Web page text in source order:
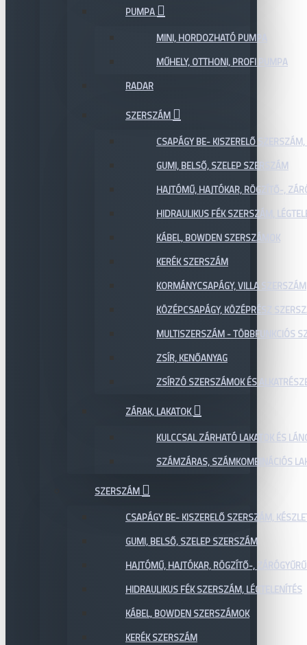
PUMPA
MINI, HORDOZHATÓ PUMPA
MŰHELY, OTTHONI, PROFI PUMPA
RADAR
SZERSZÁM
CSAPÁGY BE- KISZERELŐ
GUMI, BELSŐ, SZELEP SZERSZÁM
HAJTÓMŰ, HAJTÓKAR, RÖGZÍTŐ-,
HIDRAULIKUS FÉK SZERSZÁM,
KÁBEL, BOWDEN SZERSZÁMOK
KERÉK SZERSZÁM
KORMÁNYCSAPÁGY, VILLA SZERSZÁM
KÖZÉPCSAPÁGY, KÖZÉPRÉSZ
MULTISZERSZÁM - TÖBBFUNKCIÓS
ZSÍR, KENŐANYAG
ZSÍRZÓ SZERSZÁMOK ÉS
ZÁRAK, LAKATOK
KULCCSAL ZÁRHATÓ LAKATOK ÉS
SZÁMZÁRAS, SZÁMKOMBINÁCIÓS
SZERSZÁM
CSAPÁGY BE- KISZERELŐ SZERSZÁM,
GUMI, BELSŐ, SZELEP SZERSZÁM
HAJTÓMŰ, HAJTÓKAR, RÖGZÍTŐ-,
HIDRAULIKUS FÉK SZERSZÁM, LÉGTELENÍTÉS
KÁBEL, BOWDEN SZERSZÁMOK
KERÉK SZERSZÁM